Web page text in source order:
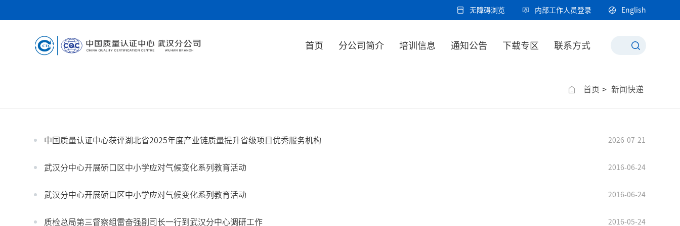
无障碍浏览 内部工作人员登录 English
首页 分公司简介 培训信息 通知公告 下载专区 联系方式
首页 > 新闻快递
中国质量认证中心获评湖北省2025年度产业链质量提升省级项目优秀服务机构 2026-07-21
武汉分中心开展硚口区中小学应对气候变化系列教育活动 2016-06-24
武汉分中心开展硚口区中小学应对气候变化系列教育活动 2016-06-24
质检总局第三督察组雷奋强副司长一行到武汉分中心调研工作 2016-05-24